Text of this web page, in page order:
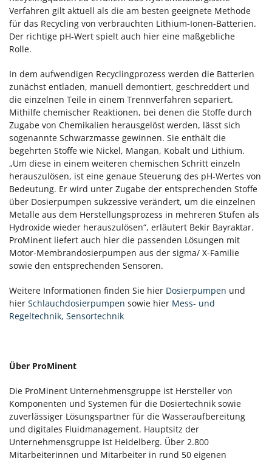
Verfahren gilt aktuell als die am besten geeignete Methode
für das Recycling von verbrauchten Lithium-Ionen-Batterien.
Der richtige pH-Wert spielt auch hier eine maßgebliche
Rolle.
In dem aufwendigen Recyclingprozess werden die Batterien
zunächst entladen, manuell demontiert, geschreddert und
die einzelnen Teile in einem Trennverfahren separiert.
Mithilfe chemischer Reaktionen, bei denen die Stoffe durch
Zugabe von Chemikalien herausgelöst werden, lässt sich
sogenannte Schwarzmasse gewinnen. Sie enthält die
begehrten Stoffe wie Nickel, Mangan, Kobalt und Lithium.
„Um diese in einem weiteren chemischen Schritt einzeln
herauszulösen, ist eine genaue Steuerung des pH-Wertes von
Bedeutung. Er wird unter Zugabe der entsprechenden Stoffe
über Dosierpumpen sukzessive verändert, um die einzelnen
Metalle aus dem Herstellungsprozess in mehreren Stufen als
Hydroxide wieder herauszulösen“, erläutert Bekir Bayraktar.
ProMinent liefert auch hier die passenden Lösungen mit
Motor-Membrandosierpumpen aus der sigma/ X-Familie
sowie den entsprechenden Sensoren.
Weitere Informationen finden Sie hier Dosierpumpen und
hier Schlauchdosierpumpen sowie hier Mess- und
Regeltechnik, Sensortechnik
Über ProMinent
Die ProMinent Unternehmensgruppe ist Hersteller von
Komponenten und Systemen für die Dosiertechnik sowie
zuverlässiger Lösungspartner für die Wasseraufbereitung
und digitales Fluidmanagement. Hauptsitz der
Unternehmensgruppe ist Heidelberg. Über 2.800
Mitarbeiterinnen und Mitarbeiter in rund 50 eigenen